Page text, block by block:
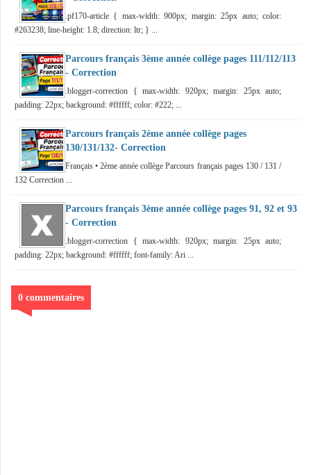
.pf170-article { max-width: 900px; margin: 25px auto; color:
#263238; line-height: 1.8; direction: ltr; } ...
Parcours français 3ème année collège pages 111/112/113
- Correction
.blogger-correction { max-width: 920px; margin: 25px auto;
padding: 22px; background: #ffffff; color: #222; ...
Parcours français 2ème année collège pages
130/131/132- Correction
Français • 2ème année collège Parcours français pages 130 / 131 /
132 Correction ...
Parcours français 3ème année collège pages 91, 92 et 93
- Correction
.blogger-correction { max-width: 920px; margin: 25px auto;
padding: 22px; background: #ffffff; font-family: Ari ...
0 commentaires